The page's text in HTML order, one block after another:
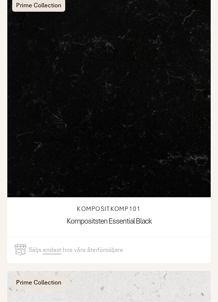
Prime Collection
KOMPOSITKOMP101
Kompositsten Essential Black
Säljsendast hos våra återförsäljare
Prime Collection